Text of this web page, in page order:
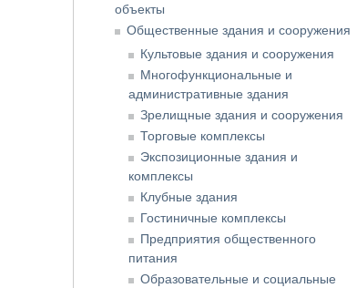
объекты
Общественные здания и сооружения
Культовые здания и сооружения
Многофункциональные и
административные здания
Зрелищные здания и сооружения
Торговые комплексы
Экспозиционные здания и
комплексы
Клубные здания
Гостиничные комплексы
Предприятия общественного
питания
Образовательные и социальные